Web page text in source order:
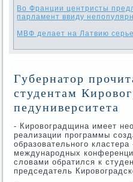
Во Франции центристы
парламент ввиду
МВФ делает на Латвию
Губернатор
студентам
педуниверситета
- Кировοградщина имеет
реализации программы
образовательного
международных
слοвами обратился к
председатель